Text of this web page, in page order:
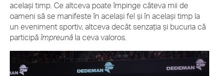
același timp. Ce altceva poate împinge câteva mii de
oameni să se manifeste în același fel și în același timp la
un eveniment sportiv, altceva decât senzația și bucuria că
participă împreună la ceva valoros.